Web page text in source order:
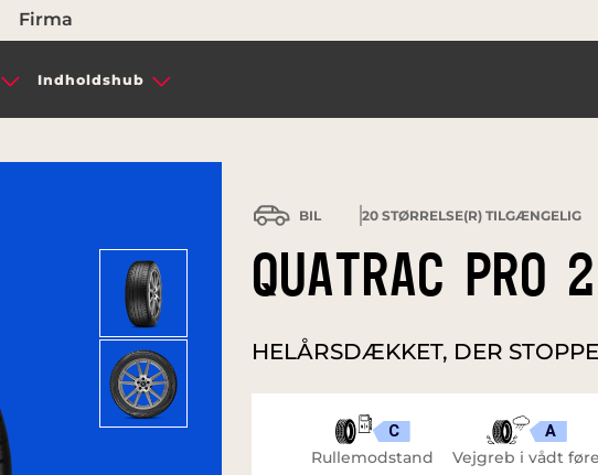
Firma
Indholdshub
BIL 20STØRRELSE(R) TILGÆNGELIG
QUATRAC PRO 2
HELÅRSDÆKKET, DER
C
Rullemodstand
A
Vejgreb i vådt føre